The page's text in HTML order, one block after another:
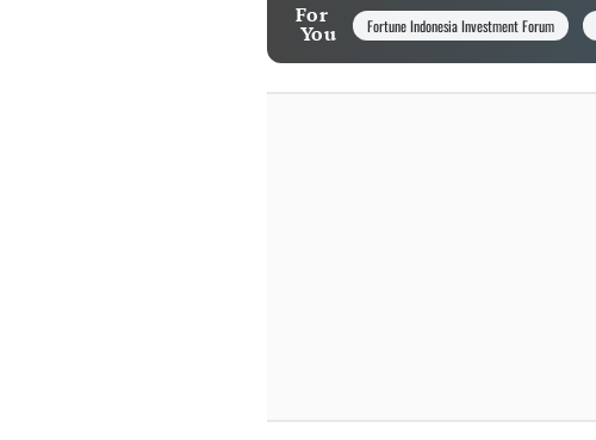
For
You Fortune Indonesia Investment Forum